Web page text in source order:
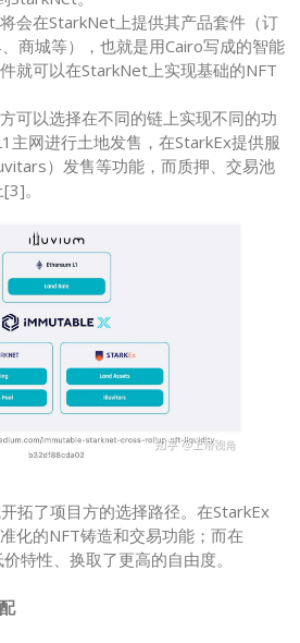
会在StarkNet上提供其产品套件（订
商城等），也就是用Cairo写成的智能
就可以在StarkNet上实现基础的NFT
可以选择在不同的链上实现不同的功
主网进行土地发售，在StarkEx提供服
）发售等功能，而质押、交易池
。
拓了项目方的选择路径。在StarkEx
化的NFT铸造和交易功能；而在
特性、换取了更高的自由度。